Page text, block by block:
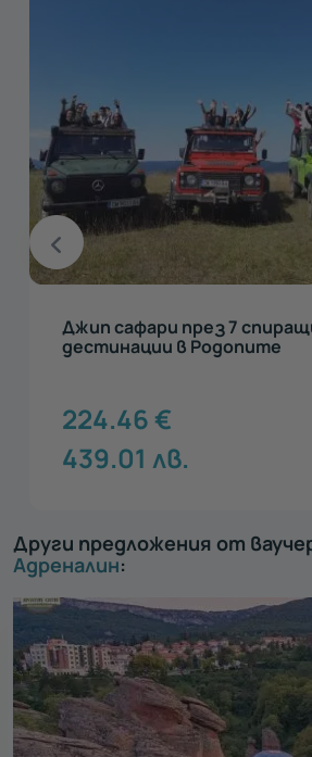
Джип сафари до Вълчи
око
50.11€
98.01лв.
Други предложения от
Адреналин: